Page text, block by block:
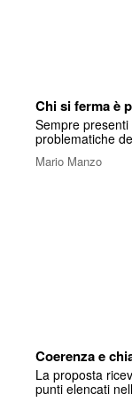
Chi si ferma è
Sempre
problematiche
Mario Manzo
Coerenza e
La proposta
punti elencati